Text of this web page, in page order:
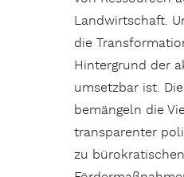
Landwirtschaft.
die
Hintergrund der
umsetzbar ist.
bemängeln die
transparenter
zu